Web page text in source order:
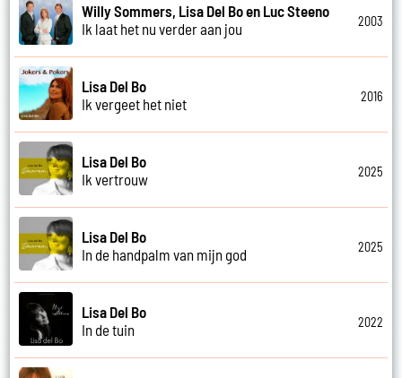
Willy Sommers, Lisa Del Bo en Luc Steeno
Ik laat het nu verder aan jou
2003
Lisa Del Bo
Ik vergeet het niet
2016
Lisa Del Bo
Ik vertrouw
2025
Lisa Del Bo
In de handpalm van mijn god
2025
Lisa Del Bo
In de tuin
2022